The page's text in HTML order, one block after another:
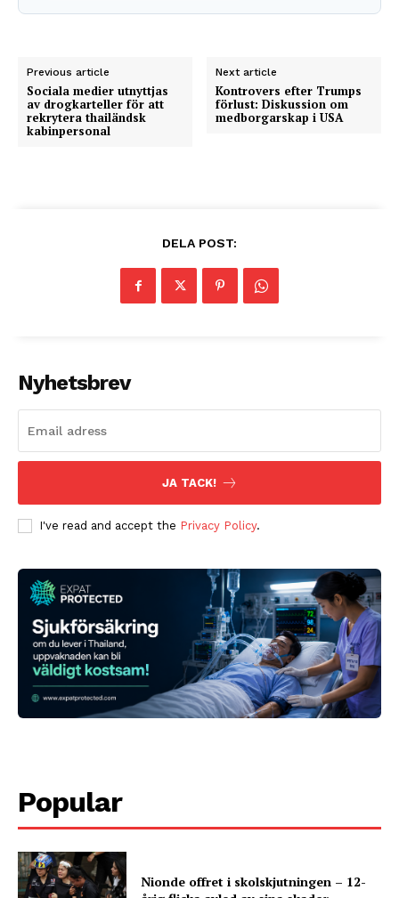
Previous article
Sociala medier utnyttjas
av drogkarteller för att
rekrytera thailändsk
kabinpersonal
Next article
Kontrovers efter Trumps
förlust: Diskussion om
medborgarskap i USA
DELA POST:
Nyhetsbrev
JA TACK!
I've read and accept the Privacy Policy.
Popular
Nionde offret i skolskjutningen – 12-